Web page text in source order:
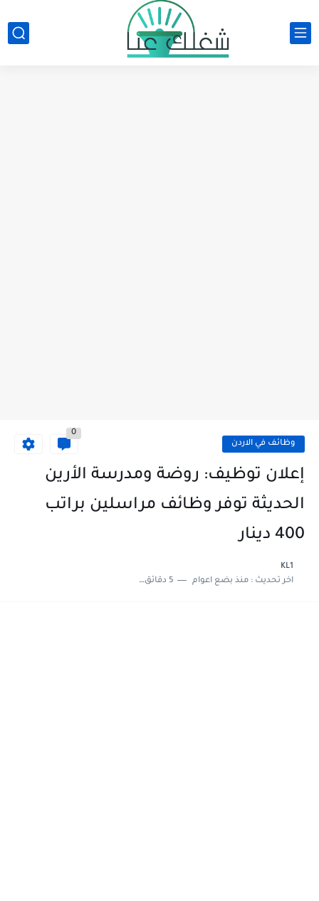
وظائف في الاردن
0
إعلان توظيف: روضة ومدرسة الأرين
الحديثة توفر وظائف مراسلين براتب
400 دينار
KL1
اخر تحديث :منذ بضع اعوام 5 دقائق للقراءة